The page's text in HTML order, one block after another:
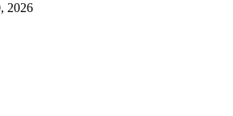
2026